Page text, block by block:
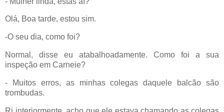
Olá, Boa tarde, estou sim.
-O seu dia, como foi?
Normal, disse eu atabalhoadamente. Como foi a sua
inspeção em Carneie?
- Muitos erros, as minhas colegas daquele balcão são
trombudas.